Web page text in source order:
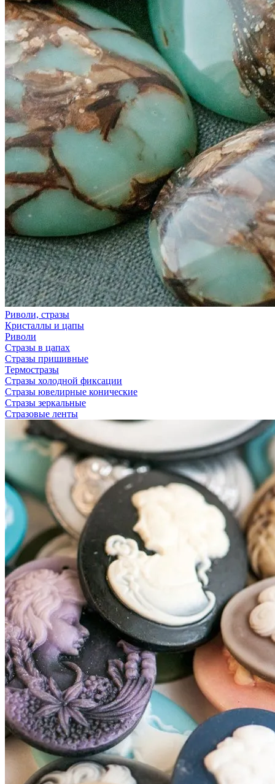
Риволи, стразы
Кристаллы и цапы
Риволи
Стразы в цапах
Стразы пришивные
Термостразы
Стразы холодной фиксации
Стразы ювелирные конические
Стразы зеркальные
Стразовые ленты